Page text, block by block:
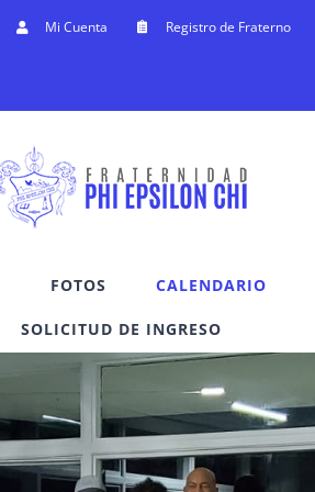
Mi Cuenta Registro de Fraterno
FOTOS CALENDARIO
SOLICITUD DE INGRESO